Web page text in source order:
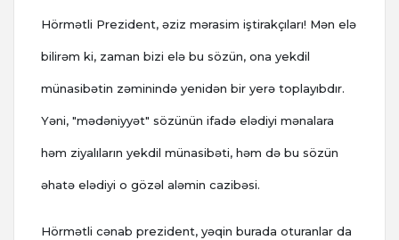
Hörmətli Prezident, əziz mərasim iştirakçıları! Mən elə
bilirəm ki, zaman bizi elə bu sözün, ona yekdil
münasibətin zəminində yenidən bir yerə toplayıbdır.
Yəni, "mədəniyyət" sözünün ifadə elədiyi mənalara
həm ziyalıların yekdil münasibəti, həm də bu sözün
əhatə elədiyi o gözəl aləmin cazibəsi.
Hörmətli cənab prezident, yəqin burada oturanlar da